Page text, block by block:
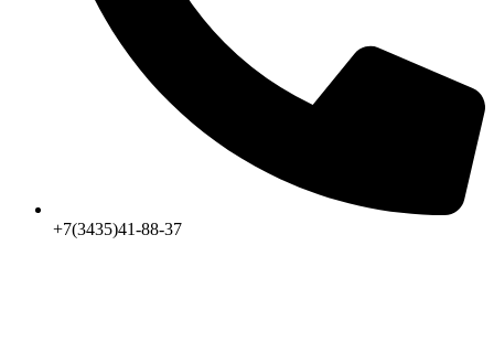
+7(3435)41-88-37